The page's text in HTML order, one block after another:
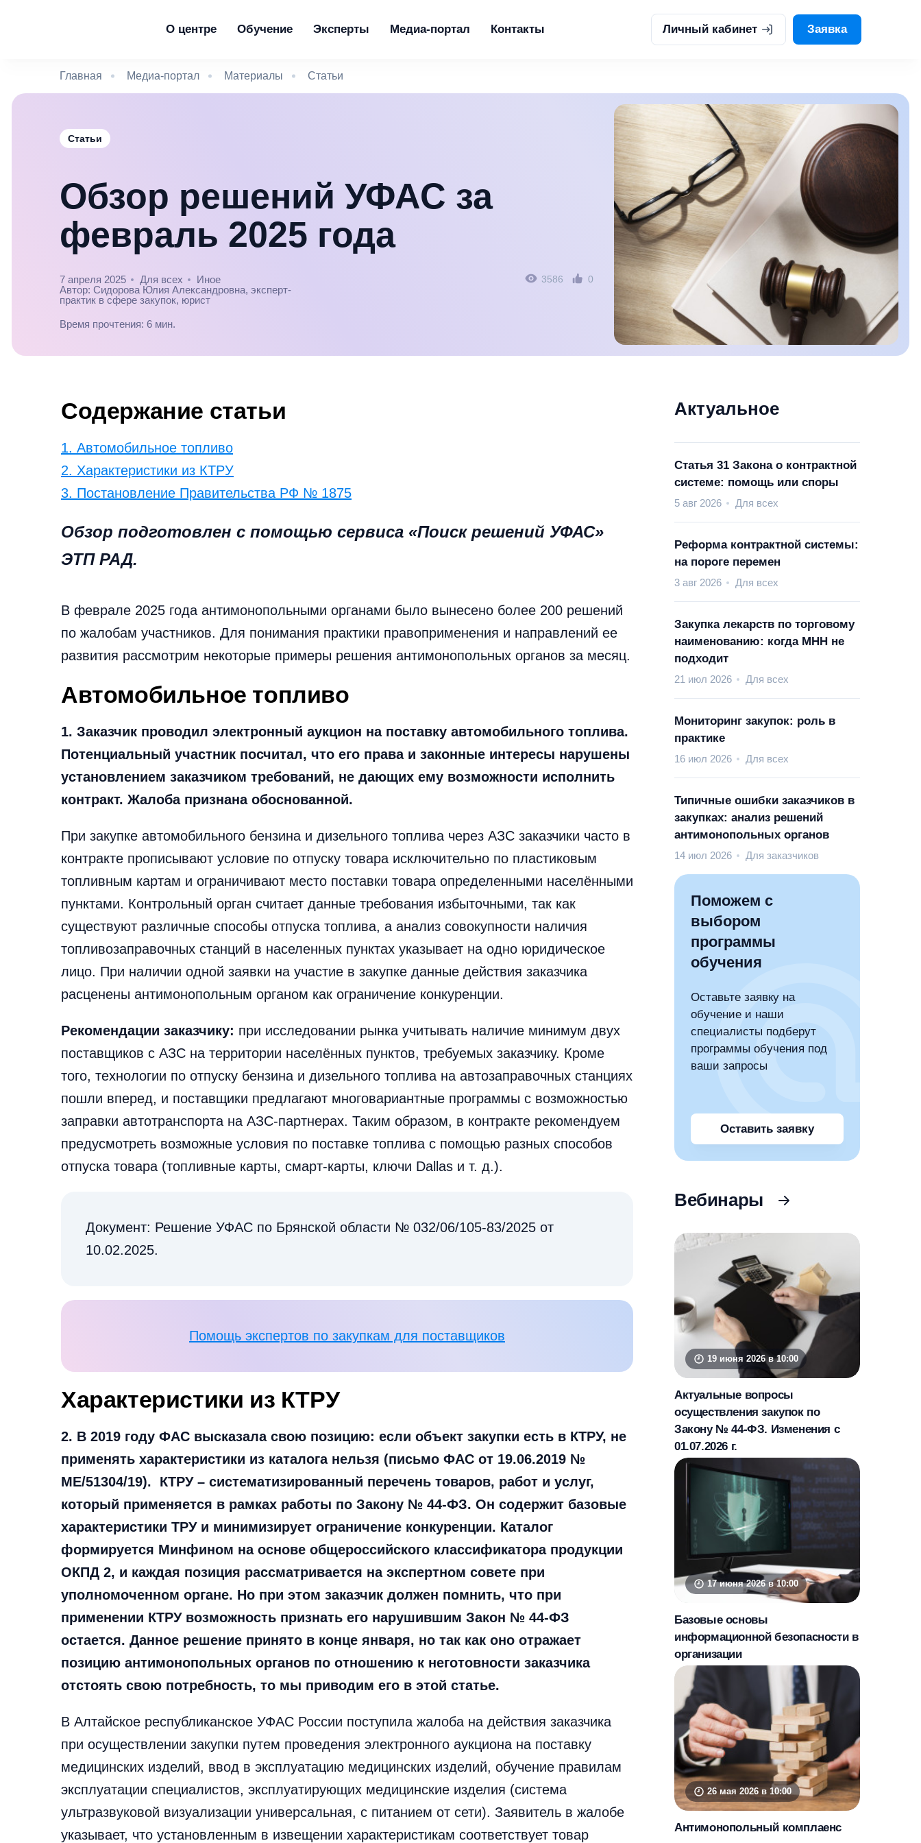
О центре Обучение Эксперты Медиа-портал Контакты Личный кабинет Заявка
Главная Медиа-портал Материалы Статьи
Статьи
Обзор решений УФАС за
февраль 2025 года
7 апреля 2025 Для всех
Иное
Автор: Сидорова Юлия Александровна, эксперт-
практик в сфере закупок, юрист
3586 0
Время прочтения: 6 мин.
Содержание статьи
1. Автомобильное топливо
2. Характеристики из КТРУ
3. Постановление Правительства РФ № 1875
Обзор подготовлен с помощью сервиса «Поиск решений УФАС»
ЭТП РАД.
В феврале 2025 года антимонопольными органами было вынесено более 200 решений
по жалобам участников. Для понимания практики правоприменения и направлений ее
развития рассмотрим некоторые примеры решения антимонопольных органов за месяц.
Автомобильное топливо
1. Заказчик проводил электронный аукцион на поставку автомобильного топлива.
Потенциальный участник посчитал, что его права и законные интересы нарушены
установлением заказчиком требований, не дающих ему возможности исполнить
контракт. Жалоба признана обоснованной.
При закупке автомобильного бензина и дизельного топлива через АЗС заказчики часто в
контракте прописывают условие по отпуску товара исключительно по пластиковым
топливным картам и ограничивают место поставки товара определенными населёнными
пунктами. Контрольный орган считает данные требования избыточными, так как
существуют различные способы отпуска топлива, а анализ совокупности наличия
топливозаправочных станций в населенных пунктах указывает на одно юридическое
лицо. При наличии одной заявки на участие в закупке данные действия заказчика
расценены антимонопольным органом как ограничение конкуренции.
Рекомендации заказчику: при исследовании рынка учитывать наличие минимум двух
поставщиков с АЗС на территории населённых пунктов, требуемых заказчику. Кроме
того, технологии по отпуску бензина и дизельного топлива на автозаправочных станциях
пошли вперед, и поставщики предлагают многовариантные программы с возможностью
заправки автотранспорта на АЗС-партнерах. Таким образом, в контракте рекомендуем
предусмотреть возможные условия по поставке топлива с помощью разных способов
отпуска товара (топливные карты, смарт-карты, ключи Dallas и т. д.).
Документ: Решение УФАС по Брянской области № 032/06/105-83/2025 от
10.02.2025.
Помощь экспертов по закупкам для поставщиков
Характеристики из КТРУ
2. В 2019 году ФАС высказала свою позицию: если объект закупки есть в КТРУ, не
применять характеристики из каталога нельзя (письмо ФАС от 19.06.2019 №
МЕ/51304/19). КТРУ – систематизированный перечень товаров, работ и услуг,
который применяется в рамках работы по Закону № 44-ФЗ. Он содержит базовые
характеристики ТРУ и минимизирует ограничение конкуренции. Каталог
формируется Минфином на основе общероссийского классификатора продукции
ОКПД 2, и каждая позиция рассматривается на экспертном совете при
уполномоченном органе. Но при этом заказчик должен помнить, что при
применении КТРУ возможность признать его нарушившим Закон № 44-ФЗ
остается. Данное решение принято в конце января, но так как оно отражает
позицию антимонопольных органов по отношению к неготовности заказчика
отстоять свою потребность, то мы приводим его в этой статье.
В Алтайское республиканское УФАС России поступила жалоба на действия заказчика
при осуществлении закупки путем проведения электронного аукциона на поставку
медицинских изделий, ввод в эксплуатацию медицинских изделий, обучение правилам
эксплуатации специалистов, эксплуатирующих медицинские изделия (система
ультразвуковой визуализации универсальная, с питанием от сети). Заявитель в жалобе
указывает, что установленным в извещении характеристикам соответствует товар
Актуальное
Статья 31 Закона о контрактной
системе: помощь или споры
5 авг 2026 Для всех
Реформа контрактной системы:
на пороге перемен
3 авг 2026 Для всех
Закупка лекарств по торговому
наименованию: когда МНН не
подходит
21 июл 2026 Для всех
Мониторинг закупок: роль в
практике
16 июл 2026 Для всех
Типичные ошибки заказчиков в
закупках: анализ решений
антимонопольных органов
14 июл 2026 Для заказчиков
Поможем с
выбором
программы
обучения
Оставьте заявку на
обучение и наши
специалисты подберут
программы обучения под
ваши запросы
Оставить заявку
Вебинары
19 июня 2026 в 10:00
Актуальные вопросы
осуществления закупок по
Закону № 44-ФЗ. Изменения с
01.07.2026 г.
17 июня 2026 в 10:00
Базовые основы
информационной безопасности в
организации
26 мая 2026 в 10:00
Антимонопольный комплаенс